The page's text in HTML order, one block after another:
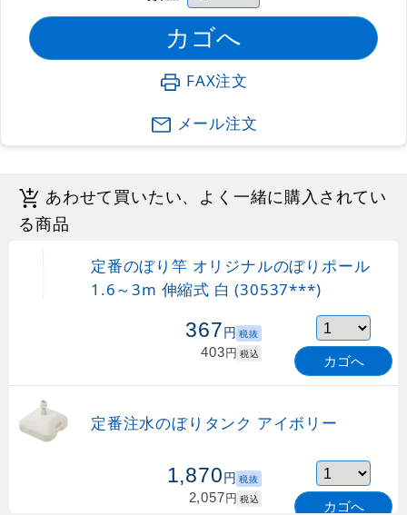
FAX注文
メール注文
あわせて買いたい、よく一緒に購入されてい
る商品
定番のぼり竿 オリジナルのぼりポール
1.6～3m 伸縮式 白 (30537***)
367円 税抜
403円 税込 カゴへ
定番注水のぼりタンク アイボリー
1,870円 税抜
2,057円 税込 カゴへ